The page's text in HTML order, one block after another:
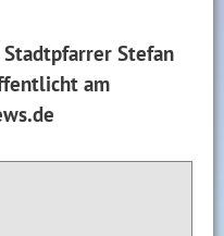
Stefan
am